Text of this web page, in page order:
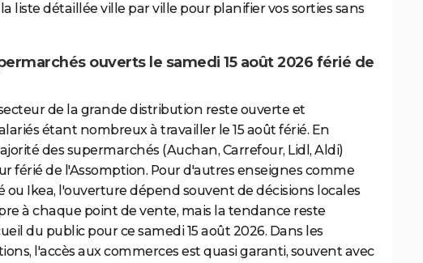
liste détaillée ville par ville pour planifier vos sorties sans
ouverts le samedi 15 août 2026 férié de
de la grande distribution reste ouverte et
étant nombreux à travailler le 15 août férié. En
des supermarchés (Auchan, Carrefour, Lidl, Aldi)
férié de l'Assomption. Pour d'autres enseignes comme
ou Ikea, l'ouverture dépend souvent de décisions locales
à chaque point de vente, mais la tendance reste
du public pour ce samedi 15 août 2026. Dans les
l'accès aux commerces est quasi garanti, souvent avec